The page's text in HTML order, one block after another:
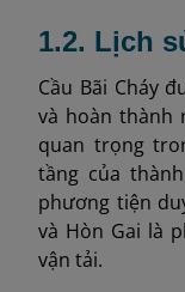
1.2. Lịch
Cầu Bãi Cháy
và hoàn thành
quan trọng
tầng của
phương tiện
và Hòn Gai là
vận tải.